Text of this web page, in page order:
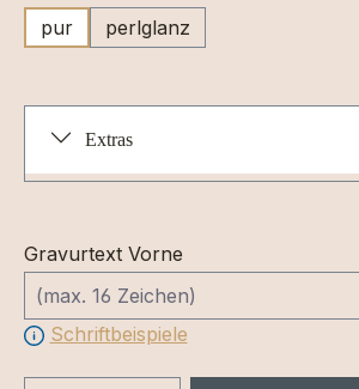
pur
perlglanz
Extras
Gravurtext Vorne
Schriftbeispiele